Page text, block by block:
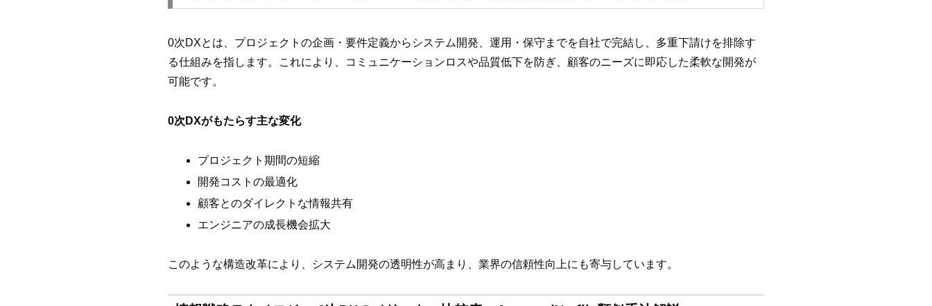
0次DXとは、プロジェクトの企画・要件定義からシステム開発、運用・保守までを自社で完結し、多重下請けを排除す
る仕組みを指します。これにより、コミュニケーションロスや品質低下を防ぎ、顧客のニーズに即応した柔軟な開発が
可能です。
0次DXがもたらす主な変化
プロジェクト期間の短縮
開発コストの最適化
顧客とのダイレクトな情報共有
エンジニアの成長機会拡大
このような構造改革により、システム開発の透明性が高まり、業界の信頼性向上にも寄与しています。